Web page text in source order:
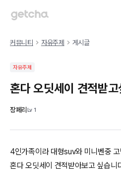
커뮤니티 자유주제 게시글
자유주제
혼다 오딧세이 견적받
장페리 Lv 1
4인가족이라 대형suv와 미니벤중
혼다 오딧세이 견적받아보고 싶습니